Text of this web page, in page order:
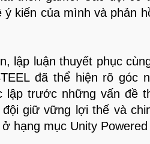
ý kiến của mình và phản
lập luận thuyết phục
đã thể hiện rõ góc
lập trước những vấn đề
giữ vững lợi thế và
hạng mục Unity